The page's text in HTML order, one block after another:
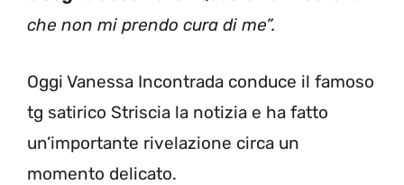
che non mi prendo cura di me”.
Oggi Vanessa Incontrada conduce il famoso
tg satirico Striscia la notizia e ha fatto
un’importante rivelazione circa un
momento delicato.